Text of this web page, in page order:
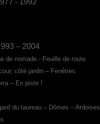
– 2004
de nomade - Feuille de route
côté jardin – Fenêtres
– En piste !
du taureau – Dômes – Ardoises